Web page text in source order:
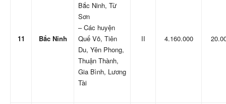
11 Bắc Ninh
Bắc Ninh, Từ
Sơn
– Các huyện
Quế Võ, Tiên
Du, Yên Phong,
Thuận Thành,
Gia Bình, Lương
Tài
II 4.160.000